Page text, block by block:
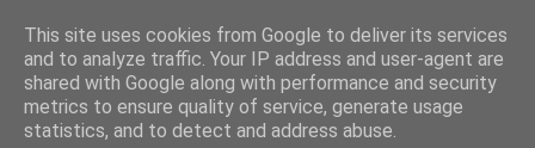
This site uses cookies from Google to deliver its services
and to analyze traffic. Your IP address and user-agent are
shared with Google along with performance and security
metrics to ensure quality of service, generate usage
statistics, and to detect and address abuse.